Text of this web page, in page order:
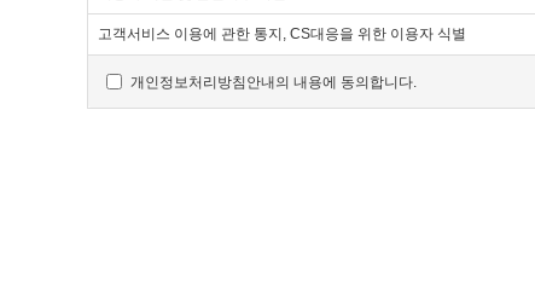
고객서비스 이용에 관한 통지, CS대응을 위한 이용자 식별
개인정보처리방침안내의 내용에 동의합니다.